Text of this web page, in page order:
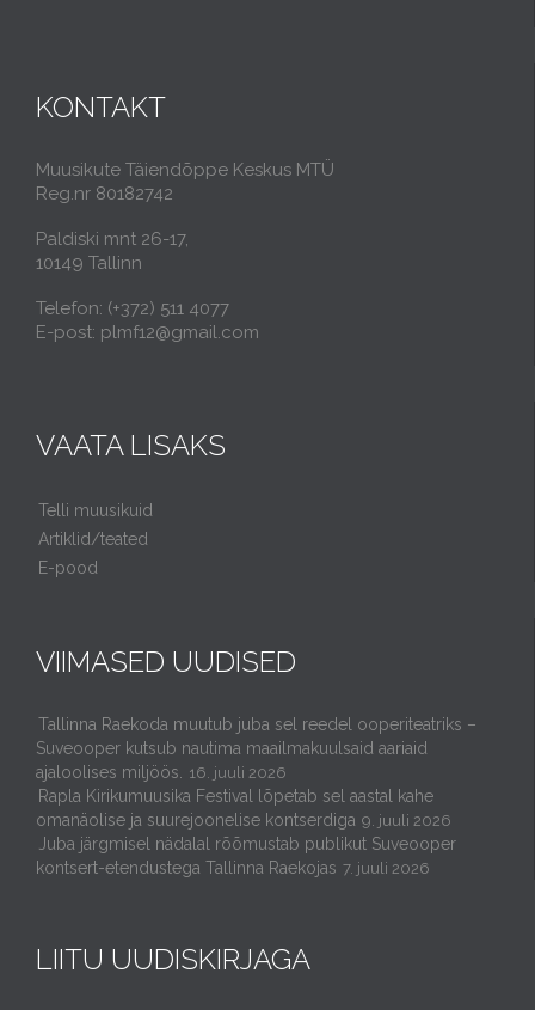
KONTAKT
Muusikute Täiendõppe Keskus MTÜ
Reg.nr 80182742
Paldiski mnt 26-17,
10149 Tallinn
Telefon: (+372) 511 4077
E-post: plmf12@gmail.com
VAATA LISAKS
Telli muusikuid
Artiklid/teated
E-pood
VIIMASED UUDISED
Tallinna Raekoda muutub juba sel reedel ooperiteatriks –
Suveooper kutsub nautima maailmakuulsaid aariaid
ajaloolises miljöös.
16. juuli 2026
Rapla Kirikumuusika Festival lõpetab sel aastal kahe
omanäolise ja suurejoonelise kontserdiga 9. juuli 2026
Juba järgmisel nädalal rõõmustab publikut Suveooper
kontsert-etendustega Tallinna Raekojas 7. juuli 2026
LIITU UUDISKIRJAGA